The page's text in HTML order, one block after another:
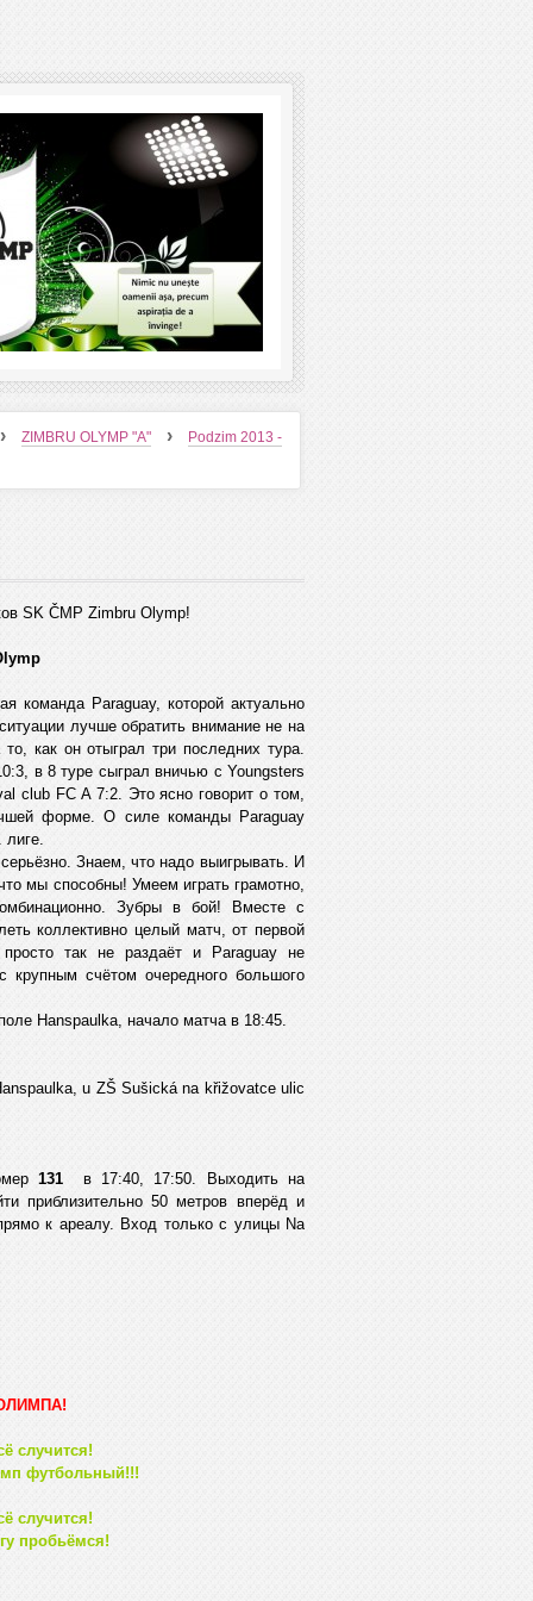
› ZIMBRU OLYMP "A" › Podzim 2013 -
SK ČMP Zimbru Olymp!
команда Paraguay, которой актуально
лучше обратить внимание не на
как он отыграл три последних тура.
в 8 туре сыграл вничью с Youngsters
club FC A 7:2. Это ясно говорит о том,
форме. O силе команды Paraguay
лиге.
Знаем, что надо выигрывать. И
мы способны! Умеем играть грамотно,
Зубры в бой! Вместе с
коллективно целый матч, от первой
так не раздаёт и Paraguay не
счётом очередного большого
Hanspaulka, начало матча в 18:45.
u ZŠ Sušická na křižovatce ulic
131 в 17:40, 17:50. Выходить на
приблизительно 50 метров вперёд и
к ареалу. Вход только с улицы Na
случится!
футбольный!!!
случится!
пробьёмся!